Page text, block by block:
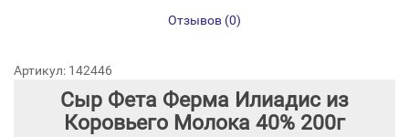
Отзывов (0)
Артикул: 142446
Сыр Фета Ферма Илиадис из
Коровьего Молока 40% 200г